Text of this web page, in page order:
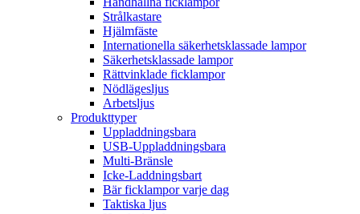
Strålkastare
Hjälmfäste
Internationella säkerhetsklassade lampor
Säkerhetsklassade lampor
Rättvinklade ficklampor
Nödlägesljus
Arbetsljus
Produkttyper
Uppladdningsbara
USB-Uppladdningsbara
Multi-Bränsle
Icke-Laddningsbart
Bär ficklampor varje dag
Taktiska ljus